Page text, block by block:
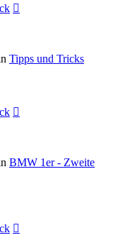
Tipps und Tricks
BMW 1er - Zweite